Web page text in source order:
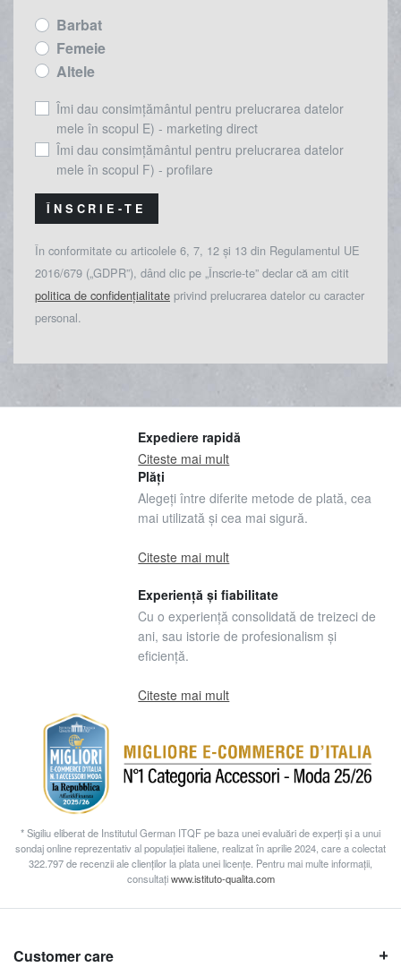
Barbat
Femeie
Altele
Îmi dau consimțământul pentru prelucrarea datelor
mele în scopul E) - marketing direct
Îmi dau consimțământul pentru prelucrarea datelor
mele în scopul F) - profilare
ÎNSCRIE-TE
În conformitate cu articolele 6, 7, 12 și 13 din Regulamentul UE
2016/679 („GDPR”), dând clic pe „Înscrie-te” declar că am citit
politica de confidențialitate privind prelucrarea datelor cu caracter
personal.
Expediere rapidă
Citeste mai mult
Plăți
Alegeți între diferite metode de plată, cea
mai utilizată și cea mai sigură.
Citeste mai mult
Experiență și fiabilitate
Cu o experiență consolidată de treizeci de
ani, sau istorie de profesionalism și
eficiență.
Citeste mai mult
* Sigiliu eliberat de Institutul German ITQF pe baza unei evaluări de experți și a unui
sondaj online reprezentativ al populației italiene, realizat în aprilie 2024, care a colectat
322.797 de recenzii ale clienților la plata unei licențe. Pentru mai multe informații,
consultațiwww.istituto-qualita.com
Customer care